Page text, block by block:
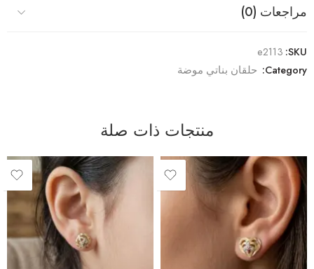
مراجعات (0)
SKU:
e2113
Category:
حلقان بناتي موضة
منتجات ذات صلة